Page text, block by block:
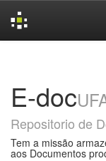
E-doc
Repositorio de
Tem a missão
aos Documentos